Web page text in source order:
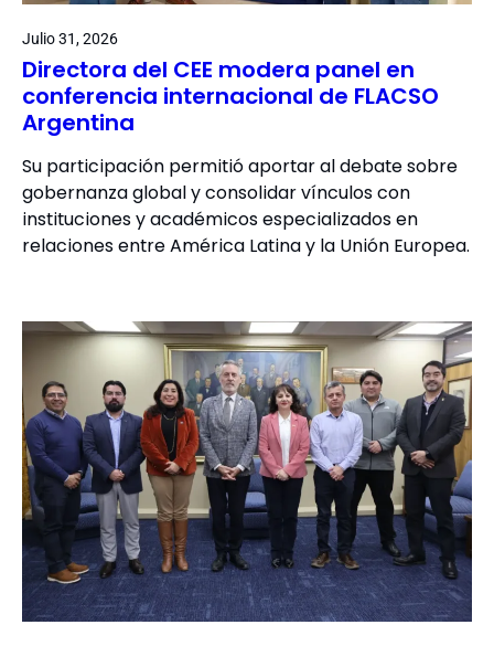
Julio 31, 2026
Directora del CEE modera panel en
conferencia internacional de FLACSO
Argentina
Su participación permitió aportar al debate sobre
gobernanza global y consolidar vínculos con
instituciones y académicos especializados en
relaciones entre América Latina y la Unión Europea.